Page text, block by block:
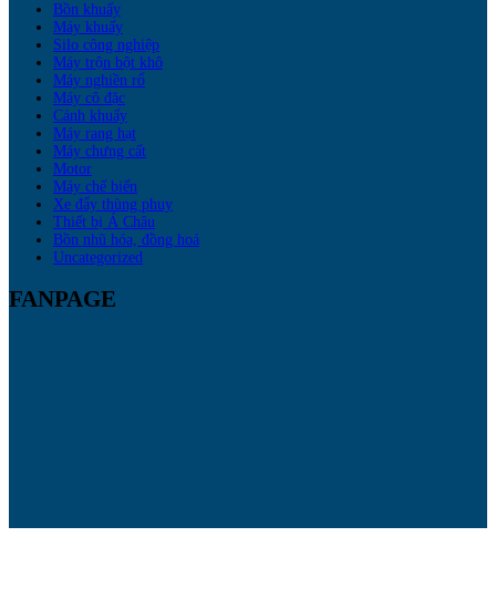
Bồn khuấy
Máy khuấy
Silo công nghiệp
Máy trộn bột khô
Máy nghiền rổ
Máy cô đặc
Cánh khuấy
Máy rang hạt
Máy chưng cất
Motor
Máy chế biến
Xe đẩy thùng phuy
Thiết bị Á Châu
Bồn nhũ hóa, đồng hoá
Uncategorized
FANPAGE